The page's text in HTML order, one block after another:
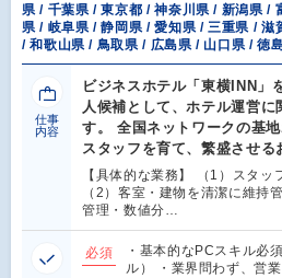
県 / 千葉県 / 東京都 / 神奈川県 / 新潟県 /
県 / 岐阜県 / 静岡県 / 愛知県 / 三重県 / 滋
/ 和歌山県 / 鳥取県 / 広島県 / 山口県 / 徳
仕事
内容
ビジネスホテル「東横INN」
人候補として、ホテル運営に
す。 全国ネットワークの基
スタッフを育て、繁盛させる
【具体的な業務】 （1）スタ
（2）客室・建物を清潔に維持
管理・数値分…
必須
・基本的なPCスキル必
ル） ・業界問わず、営